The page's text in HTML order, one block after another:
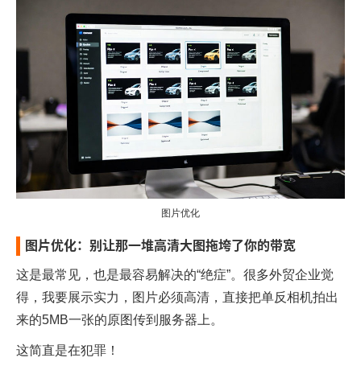
图片优化
图片优化：别让那一堆高清大图拖垮了你的带宽
这是最常见，也是最容易解决的“绝症”。很多外贸企业觉
得，我要展示实力，图片必须高清，直接把单反相机拍出
来的5MB一张的原图传到服务器上。
这简直是在犯罪！